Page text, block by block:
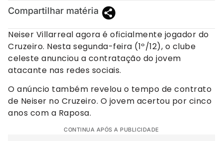
Compartilhar matéria
Neiser Villarreal agora é oficialmente jogador do
Cruzeiro. Nesta segunda-feira (1º/12), o clube
celeste anunciou a contratação do jovem
atacante nas redes sociais.
O anúncio também revelou o tempo de contrato
de Neiser no Cruzeiro. O jovem acertou por cinco
anos com a Raposa.
CONTINUA APÓS A PUBLICIDADE